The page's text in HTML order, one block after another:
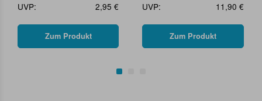
UVP:
2,95 €
Zum Produkt
UVP:
11,90 €
Zum Produkt